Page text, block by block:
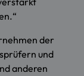
der
und
anderen